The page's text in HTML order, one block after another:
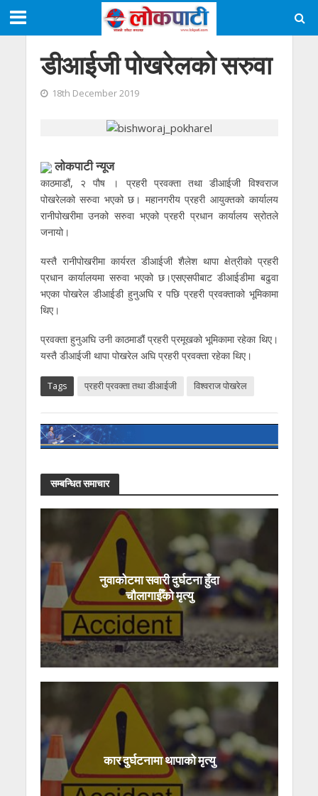
डीआईजी पोखरेलको सरुवा
18th December 2019
लाेकपाटी न्यूज
काठमाडौं, २ पौष । प्रहरी प्रवक्ता तथा डीआईजी विश्वराज
पोखरेलको सरुवा भएको छ। महानगरीय प्रहरी आयुक्तको कार्यालय
रानीपोखरीमा उनको सरुवा भएको प्रहरी प्रधान कार्यालय स्रोतले
जनायो।
यस्तै रानीपोखरीमा कार्यरत डीआईजी शैलेश थापा क्षेत्रीको प्रहरी
प्रधान कार्यालयमा सरुवा भएको छ।एसएसपीबाट डीआईडीमा बढुवा
भएका पोखरेल डीआईडी हुनुअघि र पछि प्रहरी प्रवक्ताको भूमिकामा
थिए।
प्रवक्ता हुनुअघि उनी काठमाडौं प्रहरी प्रमूखको भूमिकामा रहेका थिए।
यस्तै डीआईजी थापा पोखरेल अघि प्रहरी प्रवक्ता रहेका थिए।
Tags प्रहरी प्रवक्ता तथा डीआईजी विश्वराज पोखरेल
सम्बन्धित समाचार
नुवाकोटमा सवारी दुर्घटना हुँदा
चौलागाईँको मृत्यु
कार दुर्घटनामा थापाको मृत्यु